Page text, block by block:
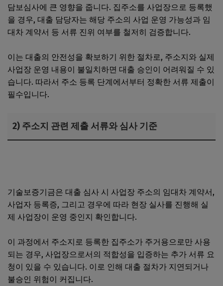
담보심사에 큰 영향을 줍니다. 집주소를 사업장으로 등록했
을 경우, 대출 담당자는 해당 주소의 사업 운영 가능성과 임
대차 계약서 등 서류 진위 여부를 철저히 검증합니다.
이는 대출의 안전성을 확보하기 위한 절차로, 주소지와 실제
사업장 운영 내용이 불일치하면 대출 승인이 어려워질 수 있
습니다. 따라서 주소 등록 단계에서부터 정확한 서류 제출이
필수입니다.
2) 주소지 관련 제출 서류와 심사 기준
기술보증기금은 대출 심사 시 사업장 주소의 임대차 계약서,
사업자 등록증, 그리고 경우에 따라 현장 실사를 진행해 실
제 사업장이 운영 중인지 확인합니다.
이 과정에서 주소지로 등록한 집주소가 주거용으로만 사용
되는 경우, 사업장으로서의 적합성을 입증하는 추가 서류 요
청이 있을 수 있습니다. 이로 인해 대출 절차가 지연되거나
불승인 위험이 커집니다.